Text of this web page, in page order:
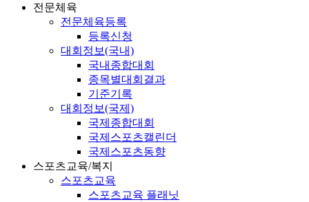
전문체육
전문체육등록
등록신청
대회정보(국내)
국내종합대회
종목별대회결과
기준기록
대회정보(국제)
국제종합대회
국제스포츠캘린더
국제스포츠동향
스포츠교육/복지
스포츠교육
스포츠교육 플래닛